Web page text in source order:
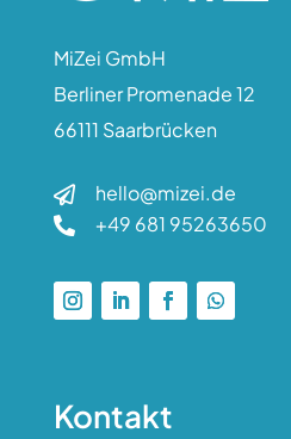
MiZei GmbH
Berliner Promenade 12
66111 Saarbrücken
 hello@mizei.de
 +49 681 95263650
Kontakt